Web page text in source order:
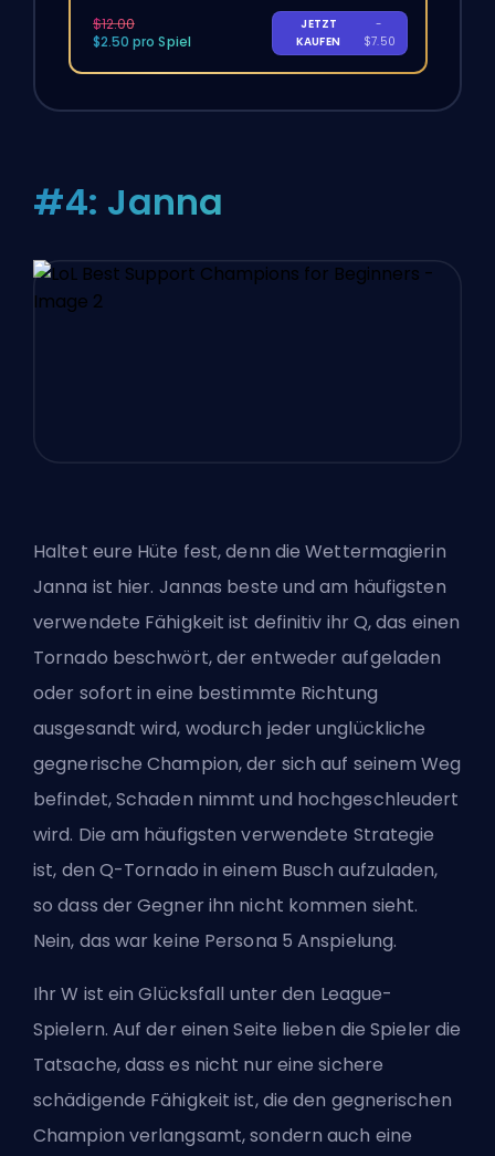
$12.00
$2.50 pro Spiel
JETZT
KAUFEN
-
$7.50
#4: Janna
Haltet eure Hüte fest, denn die Wettermagierin
Janna ist hier. Jannas beste und am häufigsten
verwendete Fähigkeit ist definitiv ihr Q, das einen
Tornado beschwört, der entweder aufgeladen
oder sofort in eine bestimmte Richtung
ausgesandt wird, wodurch jeder unglückliche
gegnerische Champion, der sich auf seinem Weg
befindet, Schaden nimmt und hochgeschleudert
wird. Die am häufigsten verwendete Strategie
ist, den Q-Tornado in einem Busch aufzuladen,
so dass der Gegner ihn nicht kommen sieht.
Nein, das war keine Persona 5 Anspielung.
Ihr W ist ein Glücksfall unter den League-
Spielern. Auf der einen Seite lieben die Spieler die
Tatsache, dass es nicht nur eine sichere
schädigende Fähigkeit ist, die den gegnerischen
Champion verlangsamt, sondern auch eine